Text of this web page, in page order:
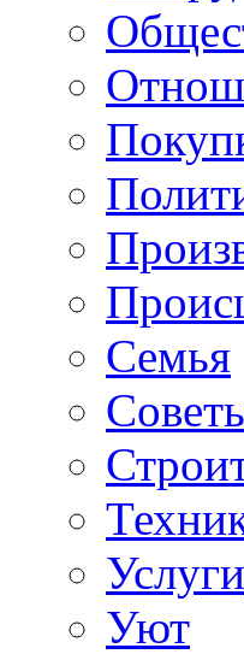
Семья
Услуги
Уют